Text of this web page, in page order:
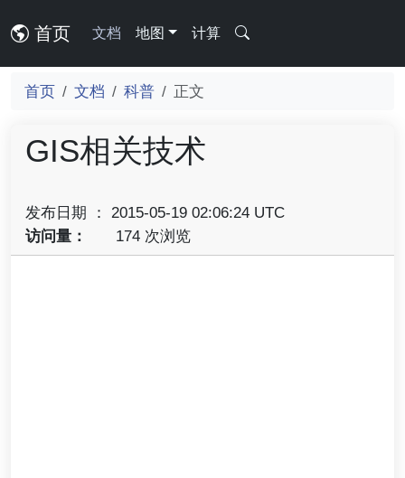
首页 文档 地图 计算
首页 文档 科普 正文
GIS相关技术
发布日期 ： 2015-05-19 02:06:24 UTC
访问量：
174 次浏览